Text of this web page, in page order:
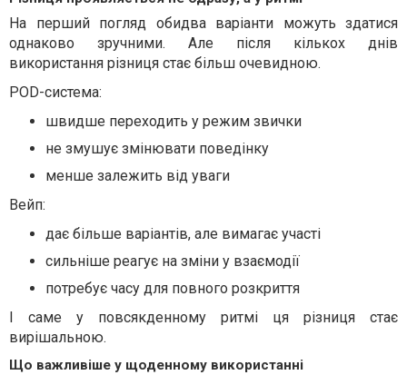
На перший погляд обидва варіанти можуть здатися
однаково зручними. Але після кількох днів
використання різниця стає більш очевидною.
POD-система:
швидше переходить у режим звички
не змушує змінювати поведінку
менше залежить від уваги
Вейп:
дає більше варіантів, але вимагає участі
сильніше реагує на зміни у взаємодії
потребує часу для повного розкриття
І саме у повсякденному ритмі ця різниця стає
вирішальною.
Що важливіше у щоденному використанні